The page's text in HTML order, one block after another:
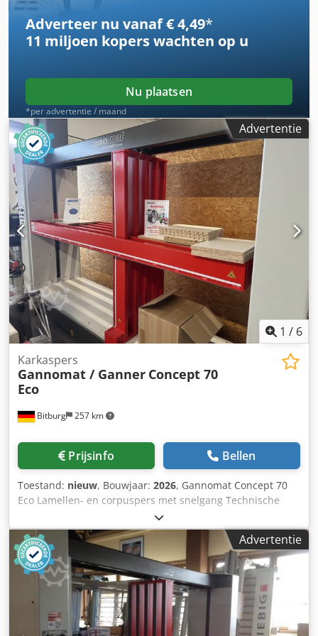
63934 Röllbach
Adverteer nu vanaf € 4,49*
11 miljoen koperswachten op u
Nu plaatsen
*per advertentie / maand
Advertentie
1 / 6
Bitburg 257 km
Karkaspers
Gannomat / Ganner Concept 70
Eco
Prijsinfo Bellen
Toestand: nieuw, Bouwjaar: 2026, Gannomat Concept 70
Eco Lamellen- en corpuspers met snelgang Technische
gegevens: Lamellen-corpuspers uit onze showroom;
Werkbereik: breedte van 150 - 2.500 mm, hoogte van 150 -
1.400 mm, diepte 700 mm; - Bovenste lamellenpersbalk
met 6 elementen, zijpersbalk met 5 elementen -
Lamellenpersbalken met in de praktijk bewezen
tolerantievereffening voor nauwsluitende
corpusverbindingen - Tegenpersvlakken zijn 40 mm dikke,
gecoate, doorlopende oplegplaten Csdpfx Ajy Egz Sepvsrf -
Advertentie